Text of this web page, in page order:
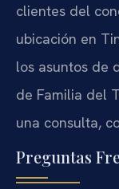
clientes del
ubicación en
los asuntos de
de Familia del
una consulta,
Preguntas